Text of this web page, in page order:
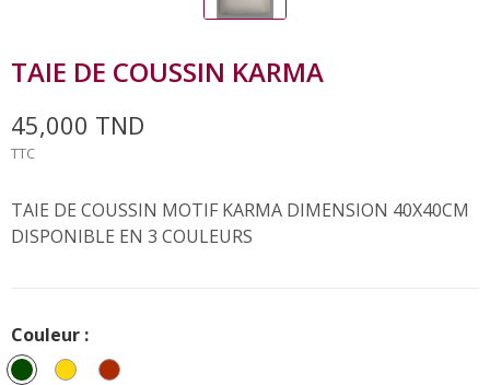
TAIE DE COUSSIN KARMA
45,000 TND
TTC
TAIE DE COUSSIN MOTIF KARMA DIMENSION 40X40CM
DISPONIBLE EN 3 COULEURS
Couleur :
Vert MoutardeROUILLE